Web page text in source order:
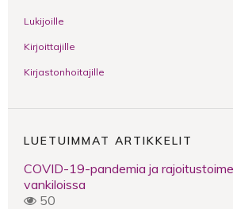
Lukijoille
Kirjoittajille
Kirjastonhoitajille
LUETUIMMAT ARTIKKELIT
COVID-19-pandemia ja
vankiloissa
50